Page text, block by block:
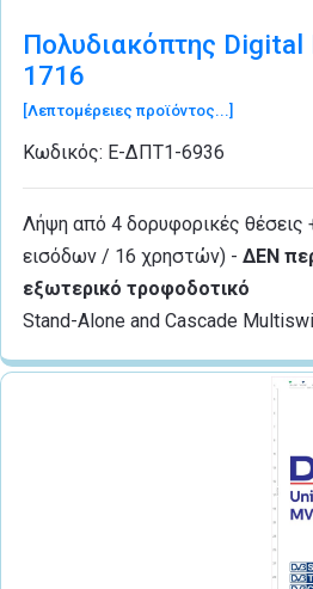
Πολυδιακόπτης
1716
[Λεπτομέρειες προϊόντος...]
Κωδικός: Ε-ΔΠΤ1-6936
Λήψη από 4 δορυφορικές θέσεις
εισόδων / 16 χρηστών) - ΔΕΝ
εξωτερικό τροφοδοτικό
Stand-Alone and Cascade